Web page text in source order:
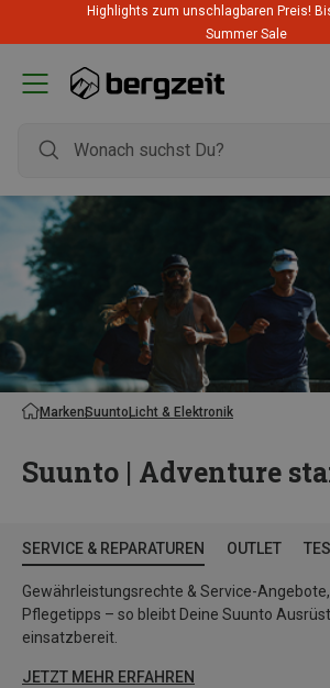
Highlights zum unschlagbaren Preis!
Summer Sale
MarkenSuuntoLicht & Elektronik
Suunto | Adventure
SERVICE & REPARATUREN OUTLET
Gewährleistungsrechte & Service-
Pflegetipps – so bleibt Deine Suunto
einsatzbereit.
JETZT MEHR ERFAHREN